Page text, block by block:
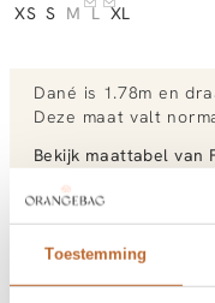
Toestemming
XS S M L XL
Dané is 1.78m en
Deze maat valt
Bekijk maattabel van
Bekijk meer outfits van